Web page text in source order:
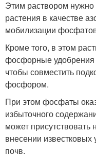
Этим раствором нужно
растения в качестве
мобилизации
Кроме того, в этом
фосфорные удобрения
чтобы совместить
фосфором.
При этом фосфаты
избыточного
может
внесении
почв.